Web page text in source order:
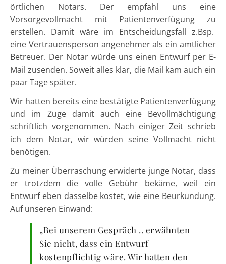
örtlichen Notars. Der empfahl uns eine
Vorsorgevollmacht mit Patientenverfügung zu
erstellen. Damit wäre im Entscheidungsfall z.Bsp.
eine Vertrauensperson angenehmer als ein amtlicher
Betreuer. Der Notar würde uns einen Entwurf per E-
Mail zusenden. Soweit alles klar, die Mail kam auch ein
paar Tage später.
Wir hatten bereits eine bestätigte Patientenverfügung
und im Zuge damit auch eine Bevollmächtigung
schriftlich vorgenommen. Nach einiger Zeit schrieb
ich dem Notar, wir würden seine Vollmacht nicht
benötigen.
Zu meiner Überraschung erwiderte junge Notar, dass
er trotzdem die volle Gebühr bekäme, weil ein
Entwurf eben dasselbe kostet, wie eine Beurkundung.
Auf unseren Einwand:
„Bei unserem Gespräch .. erwähnten
Sie nicht, dass ein Entwurf
kostenpflichtig wäre. Wir hatten den